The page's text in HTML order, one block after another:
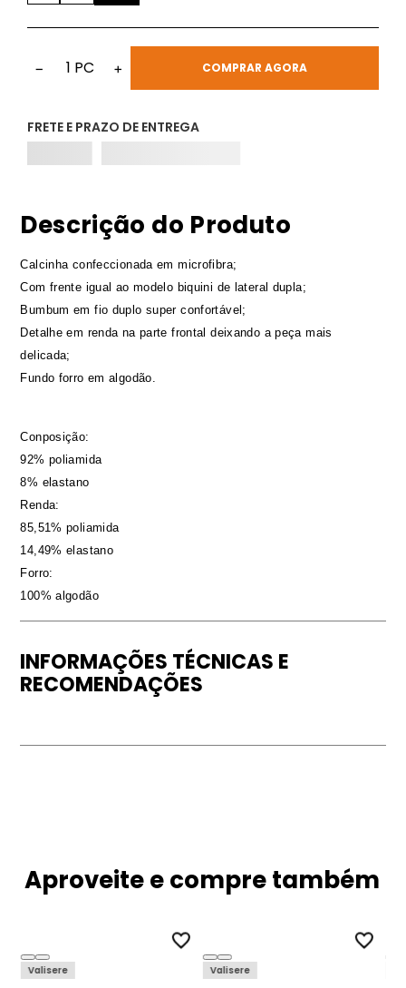
− 1 PC + COMPRAR AGORA
FRETE E PRAZO DE ENTREGA
Descrição do Produto
Calcinha confeccionada em microfibra;
Com frente igual ao modelo biquini de lateral dupla;
Bumbum em fio duplo super confortável;
Detalhe em renda na parte frontal deixando a peça mais
delicada;
Fundo forro em algodão.
Conposição:
92% poliamida
8% elastano
Renda:
85,51% poliamida
14,49% elastano
Forro:
100% algodão
INFORMAÇÕES TÉCNICAS E
RECOMENDAÇÕES
Aproveite e compre também
Valisere Valisere